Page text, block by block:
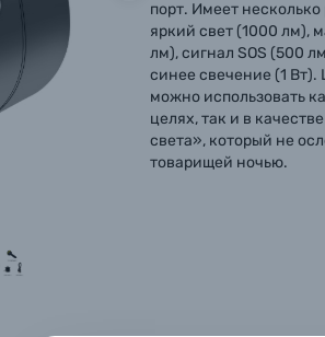
ответить как можно скорее.
ответить как можно скорее.
порт. Имеет
яркий свет (1000 лм),
лм), сигнал SOS (500
синее свечение (1
можно использовать
целях, так и в
света», который не
товарищей ночью.
ответить как можно скорее.